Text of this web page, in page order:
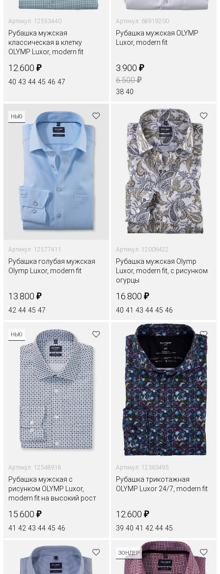
Артикул: 12553440
Рубашка мужская
классическая в клетку
OLYMP Luxor, modern fit
12.600 ₽
40 43 44 45 46 47
Артикул: 68919200
Рубашка мужская OLYMP
Luxor, modern fit
3.900 ₽
6.500₽
38 40
НЬЮ
Артикул: 12577411
Рубашка голубая мужская
Olymp Luxor, modern fit
13.800 ₽
42 44 45 47
Артикул: 12006422
Рубашка мужская Olymp
Luxor, modern fit, с рисунком
огурцы
16.800 ₽
40 41 43 44 45 46
НЬЮ
Артикул: 12548918
Рубашка мужская с
рисунком OLYMP Luxor,
modern fit на высокий рост
15.600 ₽
41 42 43 44 45 46
Артикул: 12363495
Рубашка трикотажная
OLYMP Luxor 24/7, modern fit
12.600 ₽
39 40 41 42 44 45
ЗОНДЕР